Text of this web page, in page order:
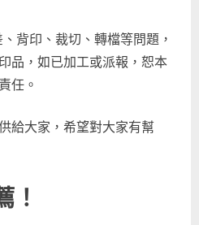
背印、裁切、轉檔等問題，
品，如已加工或派報，恕本
任。
給大家，希望對大家有幫
！